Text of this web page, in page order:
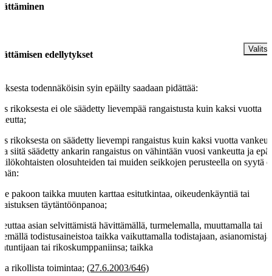
edellytykset
todennäköisin syin epäilty saadaan pidättää:
rikoksesta ei ole säädetty lievempää rangaistusta kuin kaksi vuotta
rikoksesta on säädetty lievempi rangaistus kuin kaksi vuotta
siitä säädetty ankarin rangaistus on vähintään vuosi vankeutta ja
olosuhteiden tai muiden seikkojen perusteella on syytä
hän:
pakoon taikka muuten karttaa esitutkintaa, oikeudenkäyntiä tai
täytäntöönpanoa;
asian selvittämistä hävittämällä, turmelemalla, muuttamalla tai
todistusaineistoa taikka vaikuttamalla todistajaan,
tai rikoskumppaniinsa; taikka
rikollista toimintaa; (27.6.2003/646)